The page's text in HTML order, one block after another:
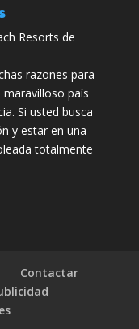
Resorts de
razones para
maravilloso país
Si usted busca
y estar en una
totalmente
Contactar